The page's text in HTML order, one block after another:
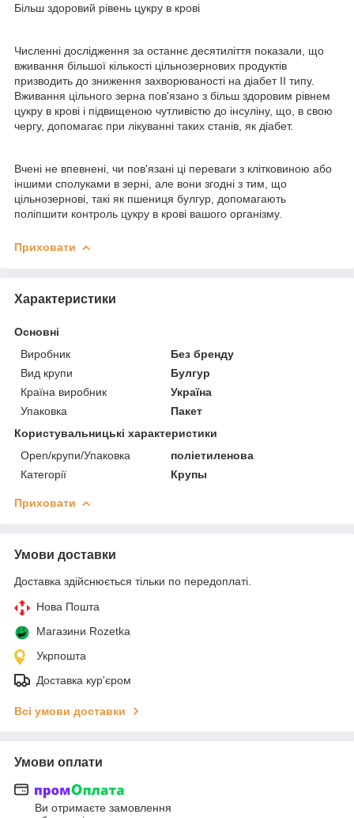
Більш здоровий рівень цукру в крові
Численні дослідження за останнє десятиліття показали, що
вживання більшої кількості цільнозернових продуктів
призводить до зниження захворюваності на діабет II типу.
Вживання цільного зерна пов'язано з більш здоровим рівнем
цукру в крові і підвищеною чутливістю до інсуліну, що, в свою
чергу, допомагає при лікуванні таких станів, як діабет.
Вчені не впевнені, чи пов'язані ці переваги з клітковиною або
іншими сполуками в зерні, але вони згодні з тим, що
цільнозернові, такі як пшениця булгур, допомагають
поліпшити контроль цукру в крові вашого організму.
Приховати
Характеристики
Основні
Виробник
Без бренду
Вид крупи
Булгур
Країна виробник
Україна
Упаковка
Пакет
Користувальницькі характеристики
Open/крупи/Упаковка
поліетиленова
Категорії
Крупы
Приховати
Умови доставки
Доставка здійснюється тільки по передоплаті.
Нова Пошта
Магазини Rozetka
Укрпошта
Доставка кур'єром
Всі умови доставки
Умови оплати
Ви отримаєте замовлення